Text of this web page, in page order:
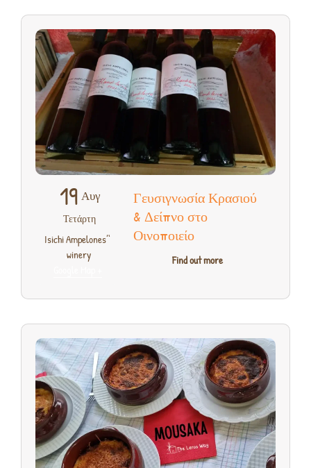
Γευσιγνωσία Κρασιού
& Δείπνο στο
Οινοποιείο
Find out more
19 Αυγ
Τετάρτη
‘Isichi Ampelones’
winery